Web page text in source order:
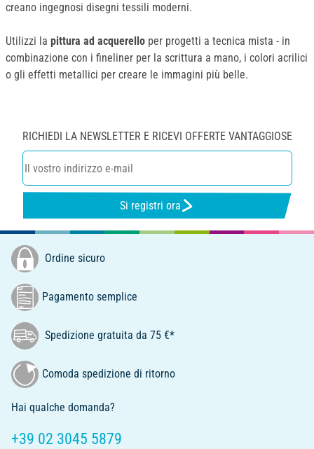
creano ingegnosi disegni tessili moderni.
Utilizzi la pittura ad acquerello per progetti a tecnica mista - in
combinazione con i fineliner per la scrittura a mano, i colori acrilici
o gli effetti metallici per creare le immagini più belle.
RICHIEDI LA NEWSLETTER E RICEVI OFFERTE VANTAGGIOSE
Si registri ora
Ordine sicuro
Pagamento semplice
Spedizione gratuita da 75 €*
Comoda spedizione di ritorno
Hai qualche domanda?
+39 02 3045 5879